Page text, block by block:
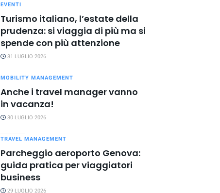
EVENTI
Turismo italiano, l’estate della
prudenza: si viaggia di più ma si
spende con più attenzione
31 LUGLIO 2026
MOBILITY MANAGEMENT
Anche i travel manager vanno
in vacanza!
30 LUGLIO 2026
TRAVEL MANAGEMENT
Parcheggio aeroporto Genova:
guida pratica per viaggiatori
business
29 LUGLIO 2026